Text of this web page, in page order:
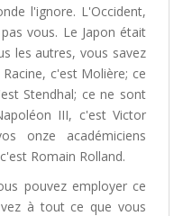
l'ignore. L'Occident,
vous. Le Japon était
les autres, vous savez
c'est Molière; ce
Stendhal; ce ne sont
III, c'est Victor
onze académiciens
Romain Rolland.
pouvez employer ce
à tout ce que vous